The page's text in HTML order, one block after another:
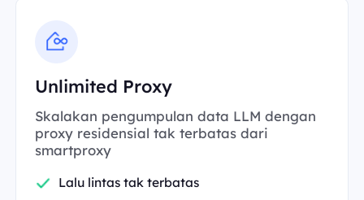
Unlimited Proxy
Skalakan pengumpulan data LLM dengan
proxy residensial tak terbatas dari
smartproxy
Lalu lintas tak terbatas